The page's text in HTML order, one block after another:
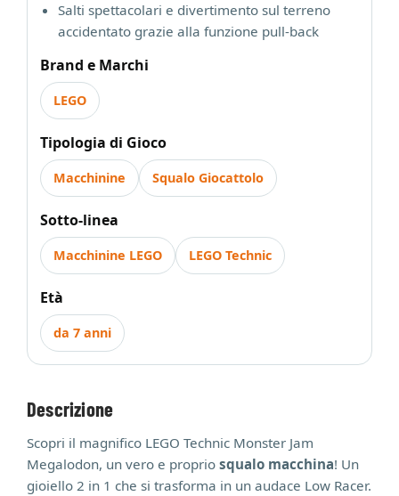
Salti spettacolari e divertimento sul terreno
accidentato grazie alla funzione pull-back
Brand e Marchi
LEGO
Tipologia di Gioco
Macchinine Squalo Giocattolo
Sotto-linea
Macchinine LEGO LEGO Technic
Età
da 7 anni
Descrizione
Scopri il magnifico LEGO Technic Monster Jam
Megalodon, un vero e proprio squalo macchina! Un
gioiello 2 in 1 che si trasforma in un audace Low Racer.